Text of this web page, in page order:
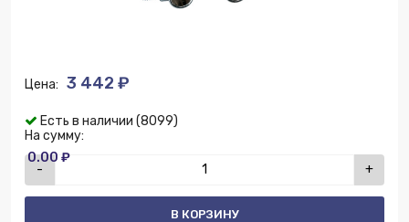
Цена: 3 442 ₽
Есть в наличии (8099)
На сумму:
0.00 ₽
- +
В КОРЗИНУ